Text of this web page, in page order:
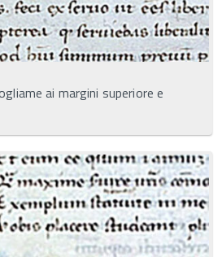
ai margini superiore e